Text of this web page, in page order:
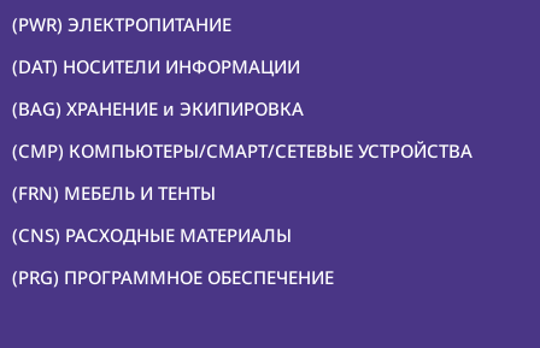
(PWR) ЭЛЕКТРОПИТАНИЕ
(DAT) НОСИТЕЛИ ИНФОРМАЦИИ
(BAG) ХРАНЕНИЕ и ЭКИПИРОВКА
(CMP) КОМПЬЮТЕРЫ/СМАРТ/СЕТЕВЫЕ УСТРОЙСТВА
(FRN) МЕБЕЛЬ И ТЕНТЫ
(CNS) РАСХОДНЫЕ МАТЕРИАЛЫ
(PRG) ПРОГРАММНОЕ ОБЕСПЕЧЕНИЕ